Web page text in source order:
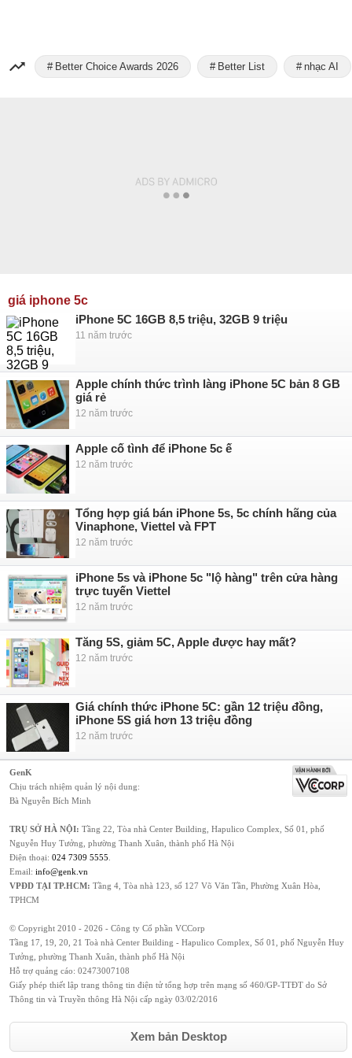
Better Choice Awards 2026 Better List nhạc AI
giá iphone 5c
iPhone 5C 16GB 8,5 triệu, 32GB 9 triệu
11 năm trước
Apple chính thức trình làng iPhone 5C bản 8 GB
giá rẻ
12 năm trước
Apple cố tình để iPhone 5c ế
12 năm trước
Tổng hợp giá bán iPhone 5s, 5c chính hãng của
Vinaphone, Viettel và FPT
12 năm trước
iPhone 5s và iPhone 5c "lộ hàng" trên cửa hàng
trực tuyến Viettel
12 năm trước
Tăng 5S, giảm 5C, Apple được hay mất?
12 năm trước
Giá chính thức iPhone 5C: gần 12 triệu đồng,
iPhone 5S giá hơn 13 triệu đồng
12 năm trước
GenK
Chịu trách nhiệm quản lý nội dung:
Bà Nguyễn Bích Minh
TRỤ SỞ HÀ NỘI: Tầng 22, Tòa nhà Center Building, Hapulico Complex, Số 01, phố
Nguyễn Huy Tưởng, phường Thanh Xuân, thành phố Hà Nội
Điện thoại: 024 7309 5555
Email: info@genk.vn
VPĐD TẠI TP.HCM: Tầng 4, Tòa nhà 123, số 127 Võ Văn Tần, Phường Xuân Hòa,
TPHCM
© Copyright 2010 - 2026 - Công ty Cổ phần VCCorp
Tầng 17, 19, 20, 21 Toà nhà Center Building - Hapulico Complex, Số 01, phố Nguyễn Huy
Tưởng, phường Thanh Xuân, thành phố Hà Nội
Hỗ trợ quảng cáo: 02473007108
Giấy phép thiết lập trang thông tin điện tử tổng hợp trên mạng số 460/GP-TTĐT do Sở
Thông tin và Truyền thông Hà Nội cấp ngày 03/02/2016
Xem bản Desktop